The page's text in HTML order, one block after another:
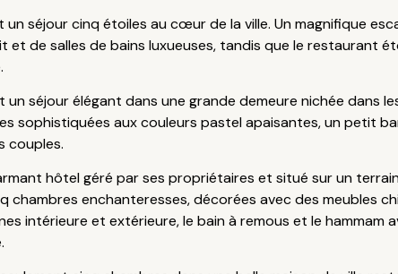
séjour cinq étoiles au cœur de la ville. Un magnifique
et de salles de bains luxueuses, tandis que le restaurant
séjour élégant dans une grande demeure nichée dans
sophistiquées aux couleurs pastel apaisantes, un petit
couples.
hôtel géré par ses propriétaires et situé sur un
chambres enchanteresses, décorées avec des meubles
intérieure et extérieure, le bain à remous et le